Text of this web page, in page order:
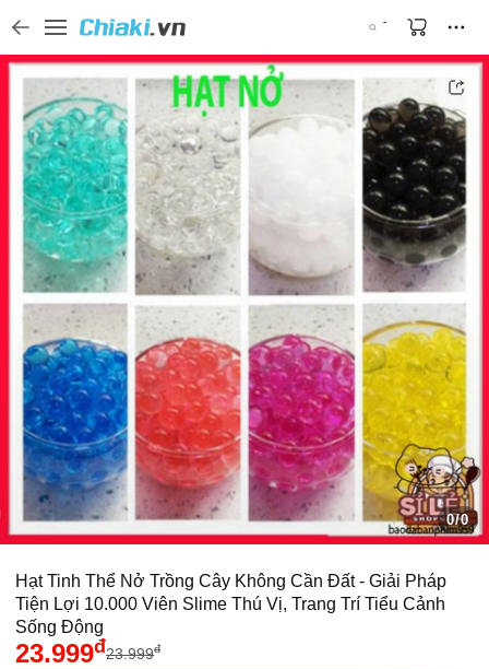
0/0
Hạt Tinh Thể Nở Trồng Cây Không Cần Đất - Giải Pháp
Tiện Lợi 10.000 Viên Slime Thú Vị, Trang Trí Tiểu Cảnh
Sống Động
23.999đ23.999đ